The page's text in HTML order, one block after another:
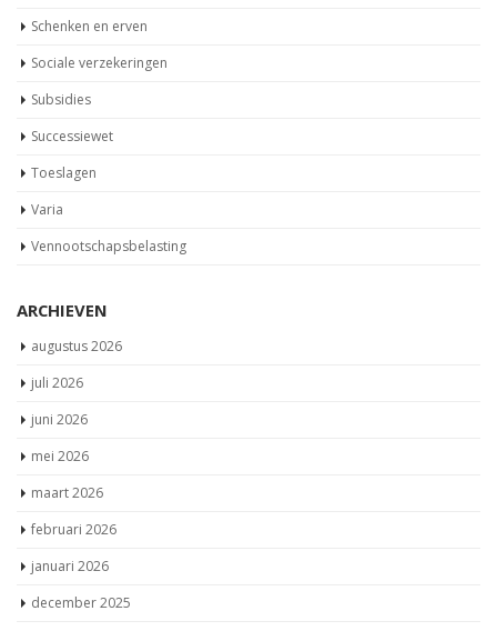
Schenken en erven
Sociale verzekeringen
Subsidies
Successiewet
Toeslagen
Varia
Vennootschapsbelasting
ARCHIEVEN
augustus 2026
juli 2026
juni 2026
mei 2026
maart 2026
februari 2026
januari 2026
december 2025